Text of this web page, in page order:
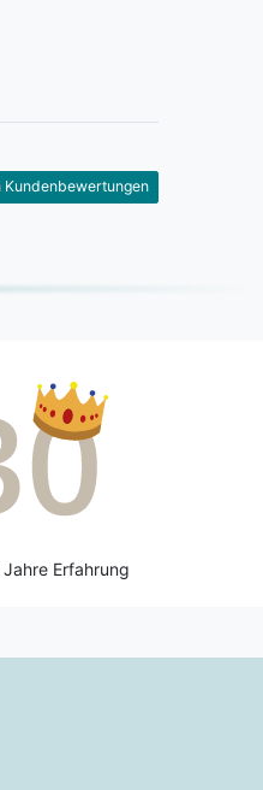
Kundenbewertungen
Erfahrung